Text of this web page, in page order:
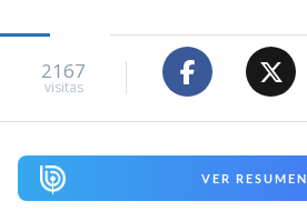
2167
visitas
VER RESUMEN